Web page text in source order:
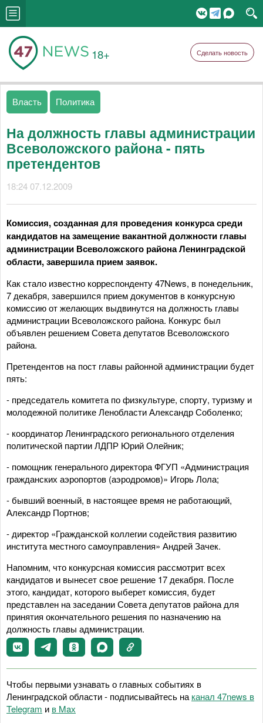
18+ Сделать новость
Власть Политика
На должность главы администрации
Всеволожского района - пять
претендентов
18:24 07.12.2009
Комиссия, созданная для проведения конкурса среди
кандидатов на замещение вакантной должности главы
администрации Всеволожского района Ленинградской
области, завершила прием заявок.
Как стало известно корреспонденту 47News, в понедельник,
7 декабря, завершился прием документов в конкурсную
комиссию от желающих выдвинутся на должность главы
администрации Всеволожского района. Конкурс был
объявлен решением Совета депутатов Всеволожского
района.
Претендентов на пост главы районной администрации будет
пять:
- председатель комитета по физкультуре, спорту, туризму и
молодежной политике Ленобласти Александр Соболенко;
- координатор Ленинградского регионального отделения
политической партии ЛДПР Юрий Олейник;
- помощник генерального директора ФГУП «Администрация
гражданских аэропортов (аэродромов)» Игорь Лола;
- бывший военный, в настоящее время не работающий,
Александр Портнов;
- директор «Гражданской коллегии содействия развитию
института местного самоуправления» Андрей Зачек.
Напомним, что конкурсная комиссия рассмотрит всех
кандидатов и вынесет свое решение 17 декабря. После
этого, кандидат, которого выберет комиссия, будет
представлен на заседании Совета депутатов района для
принятия окончательного решения по назначению на
должность главы администрации.
Чтобы первыми узнавать о главных событиях в
Ленинградской области - подписывайтесь на канал 47news в
Telegram и в Maх